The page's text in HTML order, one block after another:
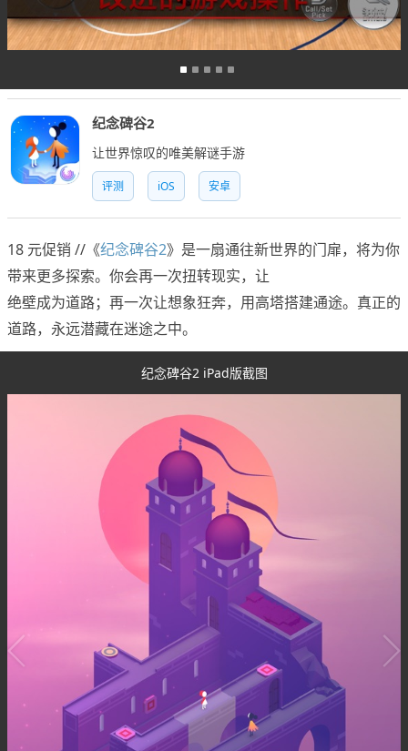
纪念碑谷2
让世界惊叹的唯美解谜手游
评测 iOS 安卓
18 元促销 //《纪念碑谷2》是一扇通往新世界的门扉，将为你
带来更多探索。你会再一次扭转现实，让
绝壁成为道路；再一次让想象狂奔，用高塔搭建通途。真正的
道路，永远潜藏在迷途之中。
纪念碑谷2 iPad版截图